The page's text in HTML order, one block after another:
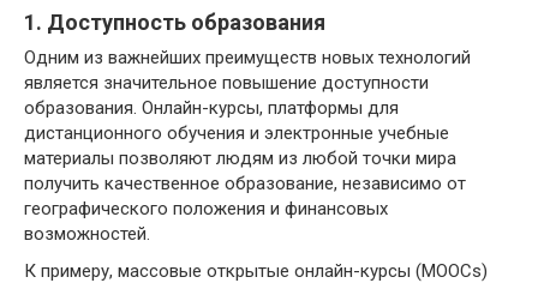
1. Доступность образования
Одним из важнейших преимуществ новых технологий
является значительное повышение доступности
образования. Онлайн-курсы, платформы для
дистанционного обучения и электронные учебные
материалы позволяют людям из любой точки мира
получить качественное образование, независимо от
географического положения и финансовых
возможностей.
К примеру, массовые открытые онлайн-курсы (MOOCs)